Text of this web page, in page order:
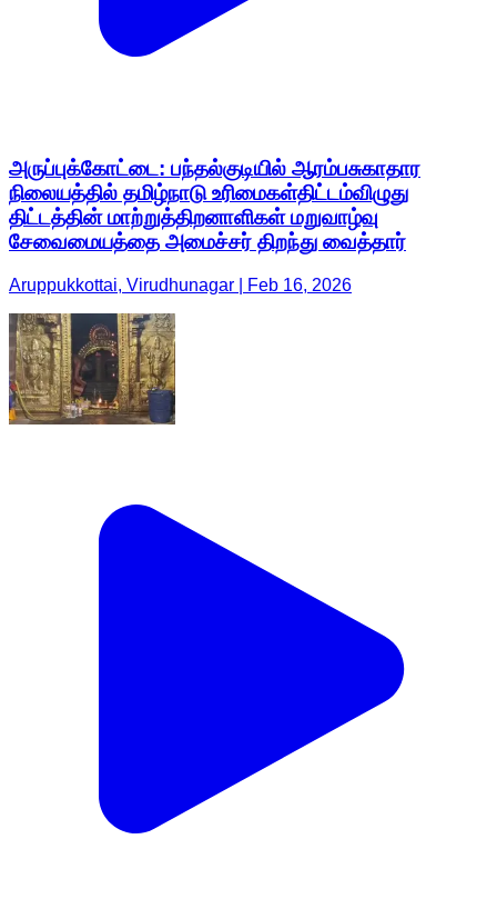
அருப்புக்கோட்டை: பந்தல்குடியில் ஆரம்பசுகாதார
நிலையத்தில் தமிழ்நாடு உரிமைகள்திட்டம்விழுது
திட்டத்தின் மாற்றுத்திறனாளிகள் மறுவாழ்வு
சேவைமையத்தை அமைச்சர் திறந்து வைத்தார்
Aruppukkottai, Virudhunagar | Feb 16, 2026